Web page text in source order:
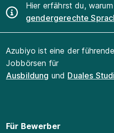
Hier erfährst du,
gendergerechte
Azubiyo ist eine der
Jobbörsen für
Ausbildung und Duales
Für Bewerber